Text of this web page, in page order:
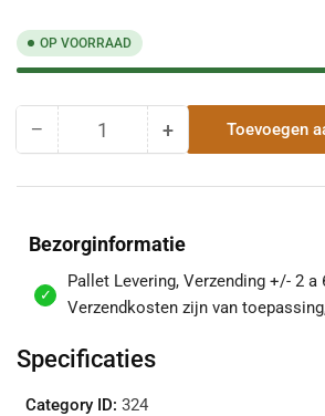
OP VOORRAAD
− Hoeveelheid
Koramic
Vario
Matzwart
Verglaasd
Gevelpan
verlagen
Hoeveelheid +Hoeveelheid
Koramic
Vario
Matzwart
Verglaasd
Gevelpan
Toevoegen
Bezorginformatie
Pallet Levering, Verzending +/- 2 a
Verzendkosten zijn van
Specificaties
Category ID: 324